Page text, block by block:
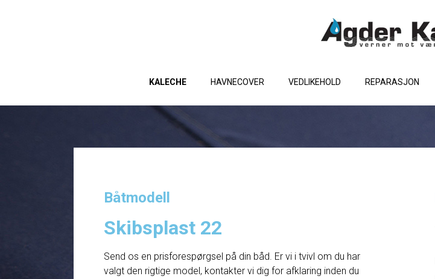
KALECHE HAVNECOVER VEDLIKEHOLD REPARASJON
Båtmodell
Skibsplast 22
Send os en prisforespørgsel på din båd. Er vi i tvivl om du har
valgt den rigtige model, kontakter vi dig for afklaring inden du